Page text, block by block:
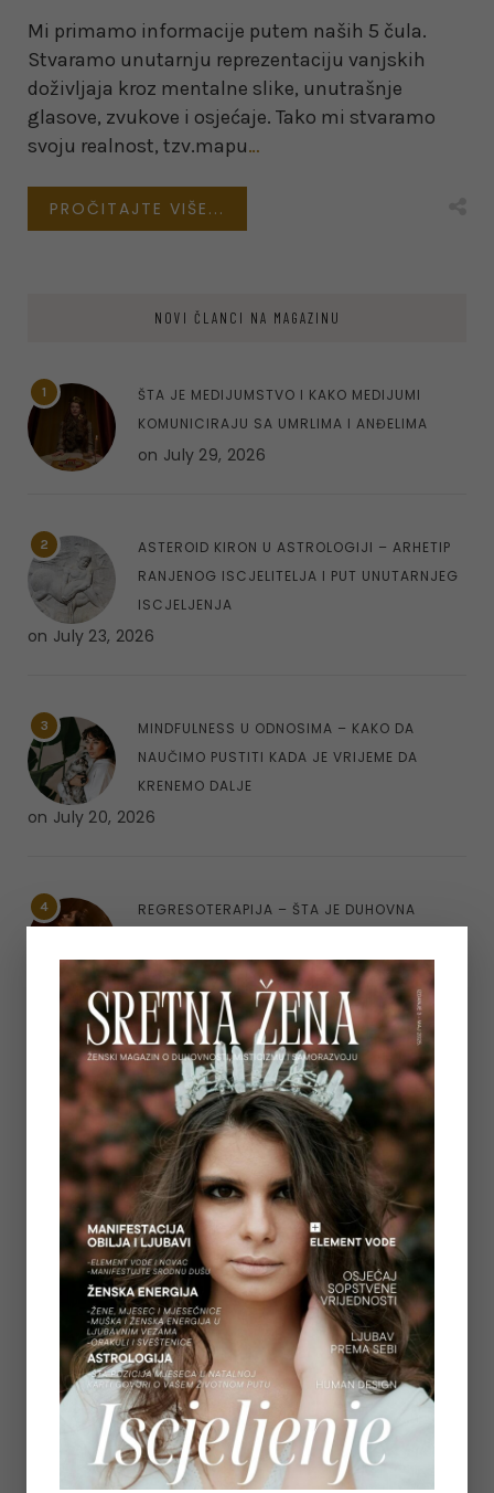
Mi primamo informacije putem naših 5 čula.
Stvaramo unutarnju reprezentaciju vanjskih
doživljaja kroz mentalne slike, unutrašnje
glasove, zvukove i osjećaje. Tako mi stvaramo
svoju realnost, tzv.mapu…
PROČITAJTE VIŠE...
NOVI ČLANCI NA MAGAZINU
1
ŠTA JE MEDIJUMSTVO I KAKO MEDIJUMI
KOMUNICIRAJU SA UMRLIMA I ANĐELIMA
on July 29, 2026
2
ASTEROID KIRON U ASTROLOGIJI – ARHETIP
RANJENOG ISCJELITELJA I PUT UNUTARNJEG
ISCJELJENJA
on July 23, 2026
3
MINDFULNESS U ODNOSIMA – KAKO DA
NAUČIMO PUSTITI KADA JE VRIJEME DA
KRENEMO DALJE
on July 20, 2026
4
REGRESOTERAPIJA – ŠTA JE DUHOVNA
ŽIVOTA MOGU POMOĆI
July 7, 2026
REGULACIJA ŽIVČANOG SUSTAVA – ZAŠTO
OSJEĆAMO STRAH KADA NAM SE OSTVARUJU
SNOVI
July 6, 2026
TAROT PORUKE ZA SVE ZNAKOVE ZODIJAKA –
LJETO 2026.
on June 25, 2026
KAKO OTPUSTITI POTREBU ZA KONTROLOM I
NAUČITI VJEROVATI SVOM UNUTARNJEM
GLASU